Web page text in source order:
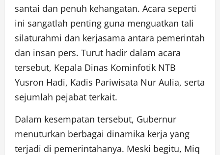
santai dan penuh kehangatan. Acara seperti
ini sangatlah penting guna menguatkan tali
silaturahmi dan kerjasama antara pemerintah
dan insan pers. Turut hadir dalam acara
tersebut, Kepala Dinas Kominfotik NTB
Yusron Hadi, Kadis Pariwisata Nur Aulia, serta
sejumlah pejabat terkait.
Dalam kesempatan tersebut, Gubernur
menuturkan berbagai dinamika kerja yang
terjadi di pemerintahanya. Meski begitu, Miq